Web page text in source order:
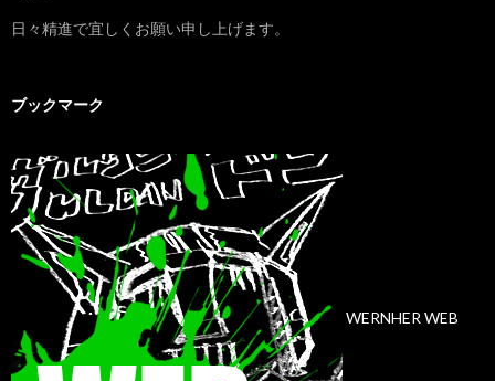
日々精進で宜しくお願い申し上げます。
ブックマーク
WERNHER WEB